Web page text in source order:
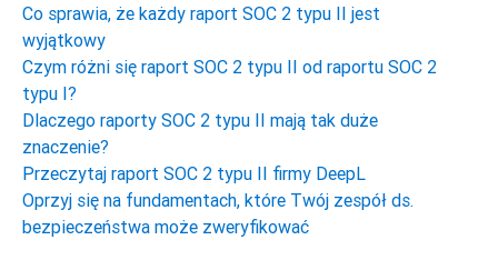
Co sprawia, że każdy raport SOC 2 typu II jest
wyjątkowy
Czym różni się raport SOC 2 typu II od raportu SOC 2
typu I?
Dlaczego raporty SOC 2 typu II mają tak duże
znaczenie?
Przeczytaj raport SOC 2 typu II firmy DeepL
Oprzyj się na fundamentach, które Twój zespół ds.
bezpieczeństwa może zweryfikować